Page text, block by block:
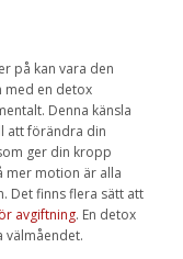
på kan vara den
med en detox
Denna känsla
att förändra din
ger din kropp
mer motion är alla
Det finns flera sätt att
avgiftning. En detox
välmåendet.